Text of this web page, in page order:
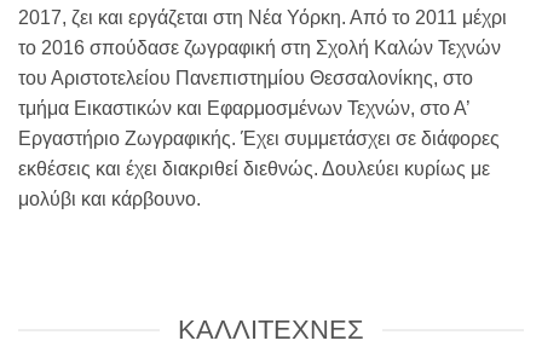
2017, ζει και εργάζεται στη Νέα Υόρκη. Από το 2011 μέχρι
το 2016 σπούδασε ζωγραφική στη Σχολή Καλών Τεχνών
του Αριστοτελείου Πανεπιστημίου Θεσσαλονίκης, στο
τμήμα Εικαστικών και Εφαρμοσμένων Τεχνών, στο Α’
Εργαστήριο Ζωγραφικής. Έχει συμμετάσχει σε διάφορες
εκθέσεις και έχει διακριθεί διεθνώς. Δουλεύει κυρίως με
μολύβι και κάρβουνο.
ΚΑΛΛΙΤΕΧΝΕΣ